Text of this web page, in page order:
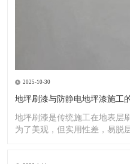
2025-10-30
地坪刷漆与防静电地坪漆施工
地坪刷漆是传统施工在地表层
为了美观，但实用性差，易脱